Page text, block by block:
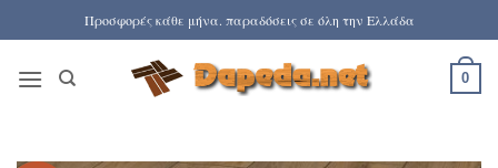
στο
περιεχόμενο
Προσφορές κάθε μήνα. παραδόσεις σε όλη την Ελλάδα
0